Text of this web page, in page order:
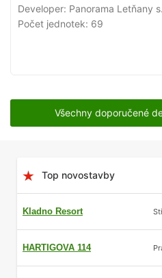
Developer: Panorama Letňany
Počet jednotek: 69
Všechny doporučené
Top novostavby
Kladno Resort
HARTIGOVA 114